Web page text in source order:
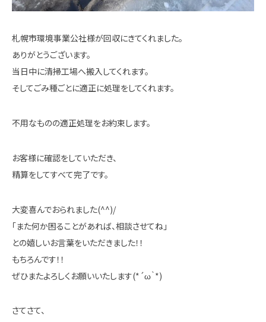
札幌市環境事業公社様が回収にきてくれました。
ありがとうございます。
当日中に清掃工場へ搬入してくれます。
そしてごみ種ごとに適正に処理をしてくれます。
不用なものの適正処理をお約束します。
お客様に確認をしていただき、
精算をしてすべて完了です。
大変喜んでおられました(^^)/
「また何か困ることがあれば、相談させてね」
との嬉しいお言葉をいただきました！！
もちろんです！！
ぜひまたよろしくお願いいたします(*´ω｀*)
さてさて、